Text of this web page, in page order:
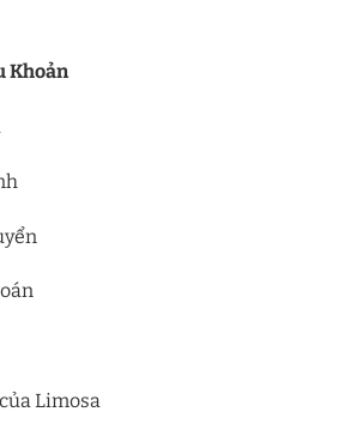
Khoản
Limosa